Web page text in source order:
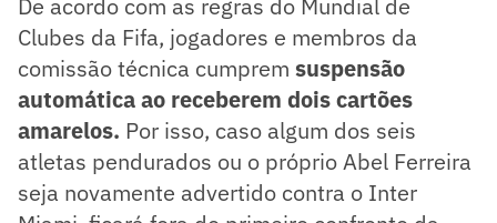
Clubes da Fifa, jogadores e membros da
comissão técnica cumprem suspensão
automática ao receberem dois cartões
amarelos. Por isso, caso algum dos seis
atletas pendurados ou o próprio Abel Ferreira
seja novamente advertido contra o Inter